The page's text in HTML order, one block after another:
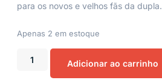
para os novos e velhos fãs da dupla.
Apenas 2 em estoque
Adicionar ao carrinho